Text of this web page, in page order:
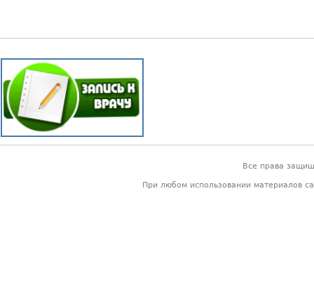
Все права
При любом использовании материалов